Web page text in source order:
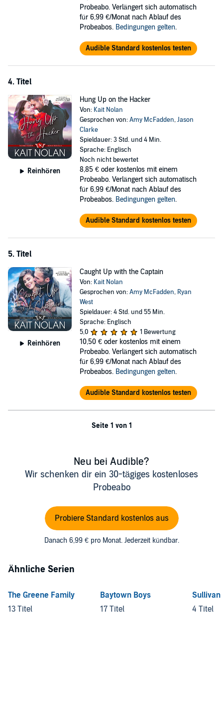
Probeabo. Verlängert sich automatisch
für 6,99 €/Monat nach Ablauf des
Probeabos. Bedingungen gelten.
Audible Standard kostenlos testen
4. Titel
Reinhören
Hung Up on the Hacker
Von: Kait Nolan
Gesprochen von:Amy McFadden,Jason
Clarke
Spieldauer: 3 Std. und 4 Min.
Sprache: Englisch
Noch nicht bewertet
8,85 € oder kostenlos mit einem
Probeabo. Verlängert sich automatisch
für 6,99 €/Monat nach Ablauf des
Probeabos. Bedingungen gelten.
Audible Standard kostenlos testen
5. Titel
Reinhören
Caught Up with the Captain
Von: Kait Nolan
Gesprochen von:Amy McFadden, Ryan
West
Spieldauer: 4 Std. und 55 Min.
Sprache: Englisch
5,0
1 Bewertung
10,50 € oder kostenlos mit einem
Probeabo. Verlängert sich automatisch
für 6,99 €/Monat nach Ablauf des
Probeabos. Bedingungen gelten.
Audible Standard kostenlos testen
Seite 1 von 1
Neu bei Audible?
Wir schenken dir ein 30-tägiges kostenloses
Probeabo
Probiere Standard kostenlos aus
Danach 6,99 € pro Monat. Jederzeit kündbar.
Ähnliche Serien
The Greene Family
13 Titel
Baytown Boys
17 Titel
Sullivan
4 Titel